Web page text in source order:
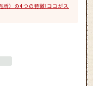
所）の4つの特徴!ココがス